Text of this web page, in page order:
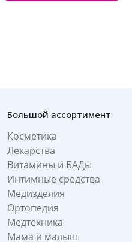
Большой ассортимент
Косметика
Лекарства
Витамины и БАДы
Интимные средства
Медизделия
Ортопедия
Медтехника
Мама и малыш